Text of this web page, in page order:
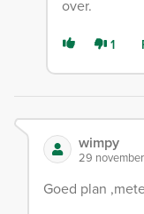
over.
1
wimpy
29
Goed plan